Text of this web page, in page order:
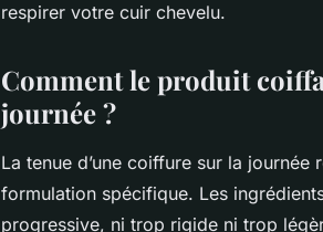
respirer votre cuir chevelu.
Comment le produit
journée ?
La tenue d’une coiffure sur la
formulation spécifique. Les
progressive, ni trop rigide ni trop